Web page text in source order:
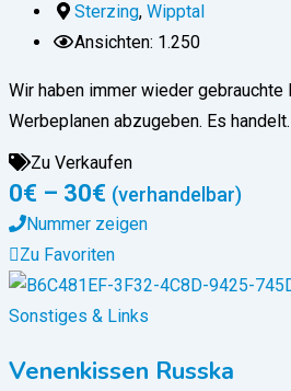
Sterzing, Wipptal
Ansichten: 1.250
Wir haben immer wieder gebrauchte
Werbeplanen abzugeben. Es
Zu Verkaufen
0€ – 30€ (verhandelbar)
Nummer zeigen
Zu Favoriten
Sonstiges & Links
Venenkissen Russka